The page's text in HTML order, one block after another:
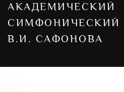
АКАДЕМИЧЕСКИЙ
СИМФОНИЧЕСКИЙ
В.И. САФОНОВА